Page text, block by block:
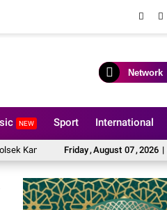
Network
NEW Sport International
Friday,August 07,2026 |
Kawal Swasembada Pangan